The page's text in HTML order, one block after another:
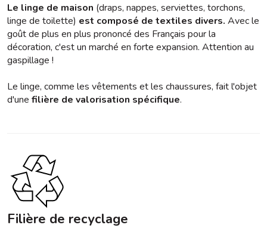
Le linge de maison (draps, nappes, serviettes, torchons,
linge de toilette) est composé de textiles divers. Avec le
goût de plus en plus prononcé des Français pour la
décoration, c'est un marché en forte expansion. Attention au
gaspillage !
Le linge, comme les vêtements et les chaussures, fait l'objet
d'une filière de valorisation spécifique.
Filière de recyclage